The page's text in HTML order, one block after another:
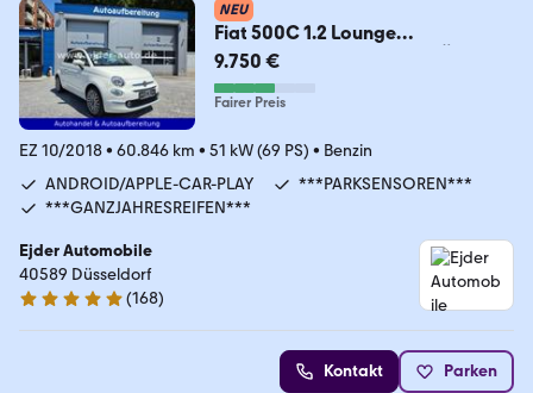
NEU
Fiat 500C 1.2 Lounge
*CABRIO*REIFEN+INSP+TÜV:01.2
6*
9.750 €
Fairer Preis
EZ 10/2018• 60.846 km • 51 kW (69 PS) • Benzin
ANDROID/APPLE-CAR-PLAY
***PARKSENSOREN***
***GANZJAHRESREIFEN***
Ejder Automobile
40589 Düsseldorf
4.9 Sterne
(168)
Kontakt Parken